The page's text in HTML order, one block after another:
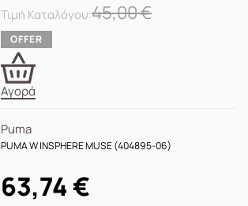
45,00€
Αγορά
Puma
PUMA W INSPHERE MUSE (404895-06)
63,74 €